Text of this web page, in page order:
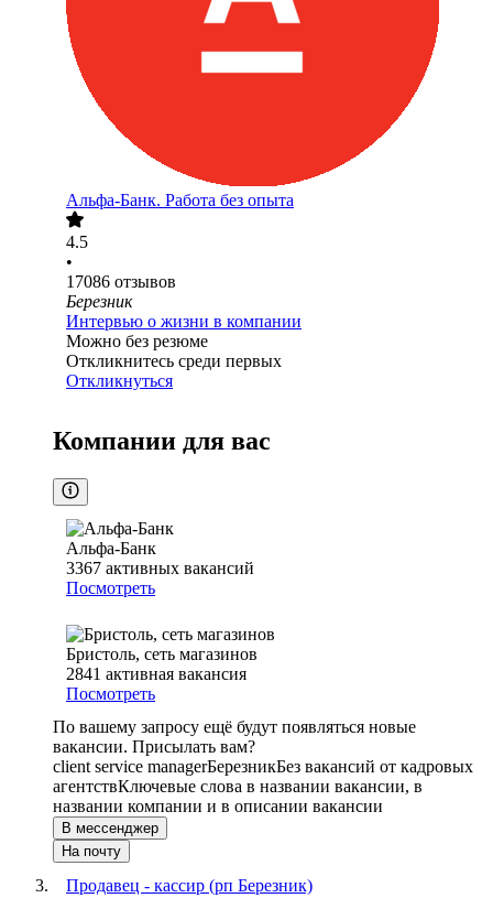
Альфа-Банк. Работа без опыта
4.5
•
17086 отзывов
Березник
Интервью о жизни в компании
Можно без резюме
Откликнитесь среди первых
Откликнуться
Компании для вас
Альфа-Банк
3367 активных вакансий
Посмотреть
Бристоль, сеть магазинов
2841 активная вакансия
Посмотреть
По вашему запросу ещё будут появляться новые
вакансии. Присылать вам?
client service managerБерезникБез вакансий от кадровых
агентствКлючевые слова в названии вакансии, в
названии компании и в описании вакансии
В мессенджер
На почту
Продавец - кассир (рп Березник)